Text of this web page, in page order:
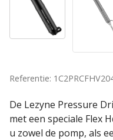
Referentie:
De Lezyne Pressure
met een speciale Flex
u zowel de pomp, als